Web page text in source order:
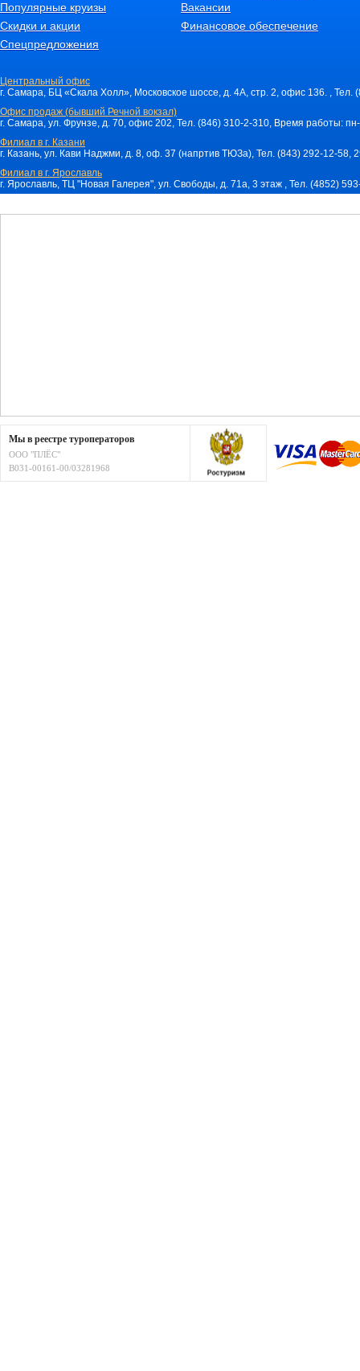
Популярные круизы
Скидки и акции
Спецпредложения
Вакансии
Финансовое обеспечение
Центральный офис
г. Самара, БЦ «Скала Холл», Московское шоссе, д. 4А, стр. 2, офис 136. ,
Офис продаж (бывший Речной вокзал)
г. Самара, ул. Фрунзе, д. 70, офис 202, Тел. (846) 310-2-310, Время работы:
Филиал в г. Казани
г. Казань, ул. Кави Наджми, д. 8, оф. 37 (напртив ТЮЗа), Тел. (843) 292-12-
Филиал в г. Ярославль
г. Ярославль, ТЦ "Новая Галерея", ул. Свободы, д. 71a, 3 этаж , Тел. (4852)
Мы в реестре туроператоров
ООО "ПЛЁС"
В031-00161-00/03281968